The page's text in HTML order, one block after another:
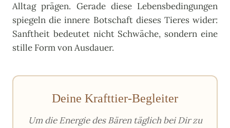
Alltag prägen. Gerade diese Lebensbedingungen
spiegeln die innere Botschaft dieses Tieres wider:
Sanftheit bedeutet nicht Schwäche, sondern eine
stille Form von Ausdauer.
Deine Krafttier-Begleiter
Um die Energie des Bären täglich bei Dir zu